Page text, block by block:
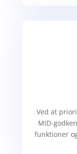
Ved at
MID-
funktioner